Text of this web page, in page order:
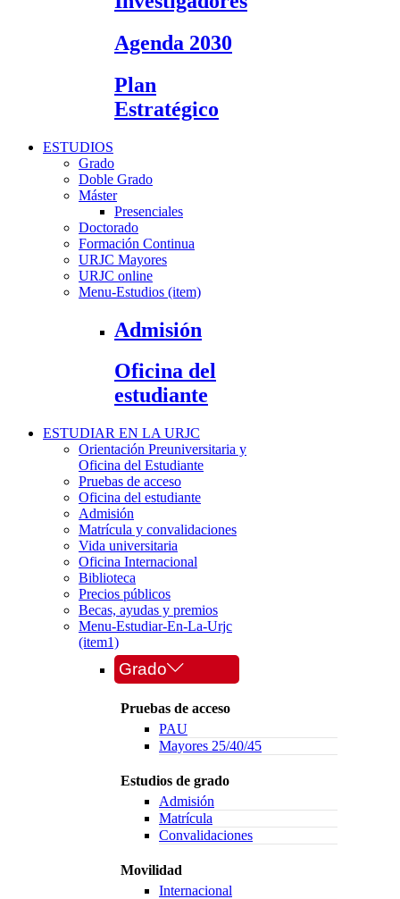
Agenda 2030
Plan
Estratégico
ESTUDIOS
Grado
Doble Grado
Máster
Presenciales
Doctorado
Formación Continua
URJC Mayores
URJC online
Menu-Estudios (item)
Admisión
Oficina del
estudiante
ESTUDIAR EN LA URJC
Orientación Preuniversitaria y
Oficina del Estudiante
Pruebas de acceso
Oficina del estudiante
Admisión
Matrícula y convalidaciones
Vida universitaria
Oficina Internacional
Biblioteca
Precios públicos
Becas, ayudas y premios
Menu-Estudiar-En-La-Urjc
(item1)
Grado
Pruebas de acceso
PAU
Mayores 25/40/45
Estudios de grado
Admisión
Matrícula
Convalidaciones
Movilidad
Internacional